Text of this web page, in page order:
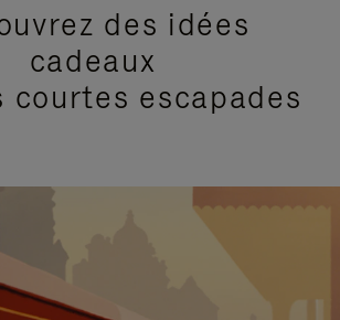
des idées
cadeaux
courtes escapades